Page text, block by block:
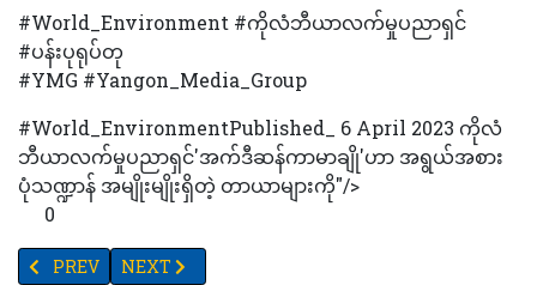
#World_Environment #ကိုလံဘီယာလက်မှုပညာရှင်
#ပန်းပုရုပ်တု
#YMG #Yangon_Media_Group
#World_EnvironmentPublished_ 6 April 2023 ကိုလံ
ဘီယာလက်မှုပညာရှင်'အက်ဒီဆန်ကာမာချို'ဟာ အရွယ်အစား
ပုံသဏ္ဍာန် အမျိုးမျိုးရှိတဲ့ တာယာများကို"/>
0
PREVIOUS ARTICLE: ဂျပန်စစ်တပ် တပ်မမှူးအဆင့် ဒုတိယဗိုလ်ခ
PREV NEXT ARTICLE: အမေရိကန်-တောင်ကိုရီးယား စစ်ရေ
NEXT